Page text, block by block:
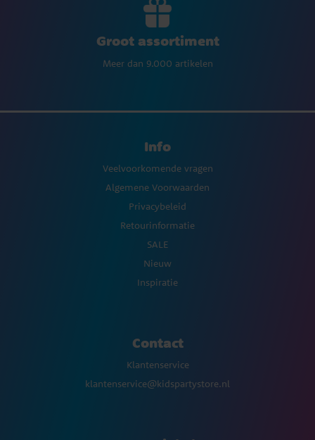
Groot assortiment
Meer dan 9.000 artikelen
Info
Veelvoorkomende vragen
Algemene Voorwaarden
Privacybeleid
Retourinformatie
SALE
Nieuw
Inspiratie
Contact
Klantenservice
klantenservice@kidspartystore.nl